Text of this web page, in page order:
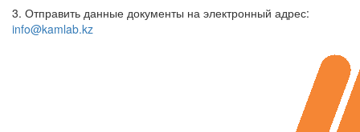
3. Отправить данные документы на электронный адрес:
info@kamlab.kz